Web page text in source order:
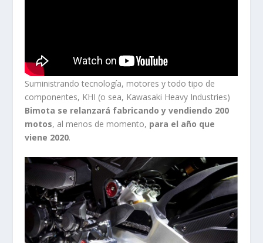
Suministrando tecnología, motores y todo tipo de
componentes, KHI (o sea, Kawasaki Heavy Industries)
Bimota se relanzará fabricando y vendiendo 200
motos, al menos de momento, para el año que
viene 2020.